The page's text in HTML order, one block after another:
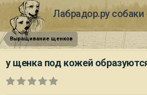
Лабрадор.ру собаки
Выращивание щенков
у щенка под кожей